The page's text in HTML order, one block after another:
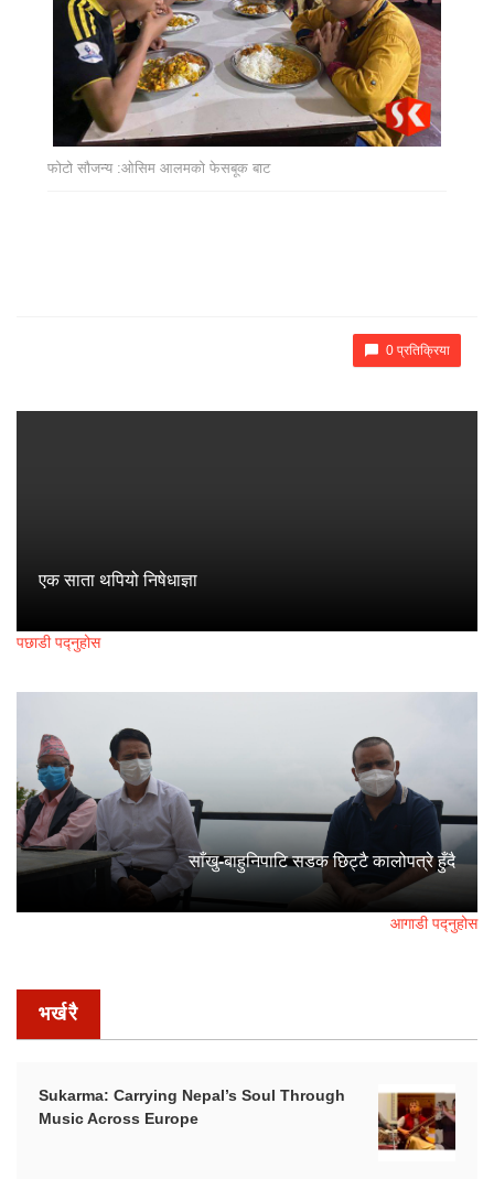
फोटो सौजन्य :ओसिम आलमको फेसबूक बाट
0 प्रतिक्रिया
एक साता थपियो निषेधाज्ञा
पछाडी पद्नुहोस
साँखु-बाहुनिपाटि सडक छिट्टै कालोपत्रे हुँदै
आगाडी पद्नुहोस
भर्खरै
Sukarma: Carrying Nepal’s Soul Through
Music Across Europe